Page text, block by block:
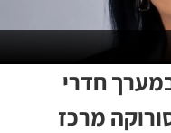
חדרי
מרכז